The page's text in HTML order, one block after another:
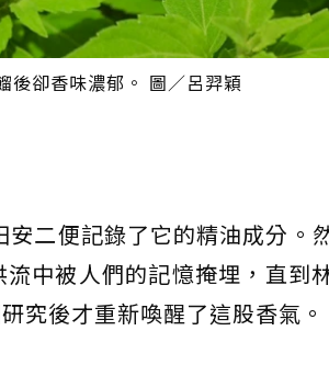
後卻香味濃郁。 圖／呂羿穎
二便記錄了它的精油成分。
中被人們的記憶掩埋，直到
究後才重新喚醒了這股香氣。